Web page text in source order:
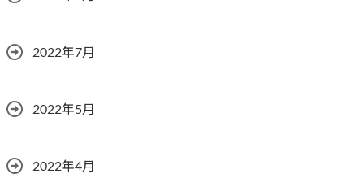
2022年7月
2022年5月
2022年4月